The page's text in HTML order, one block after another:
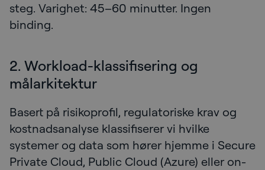
steg. Varighet: 45–60 minutter. Ingen
binding.
2. Workload-klassifisering og
målarkitektur
Basert på risikoprofil, regulatoriske krav og
kostnadsanalyse klassifiserer vi hvilke
systemer og data som hører hjemme i Secure
Private Cloud, Public Cloud (Azure) eller on-